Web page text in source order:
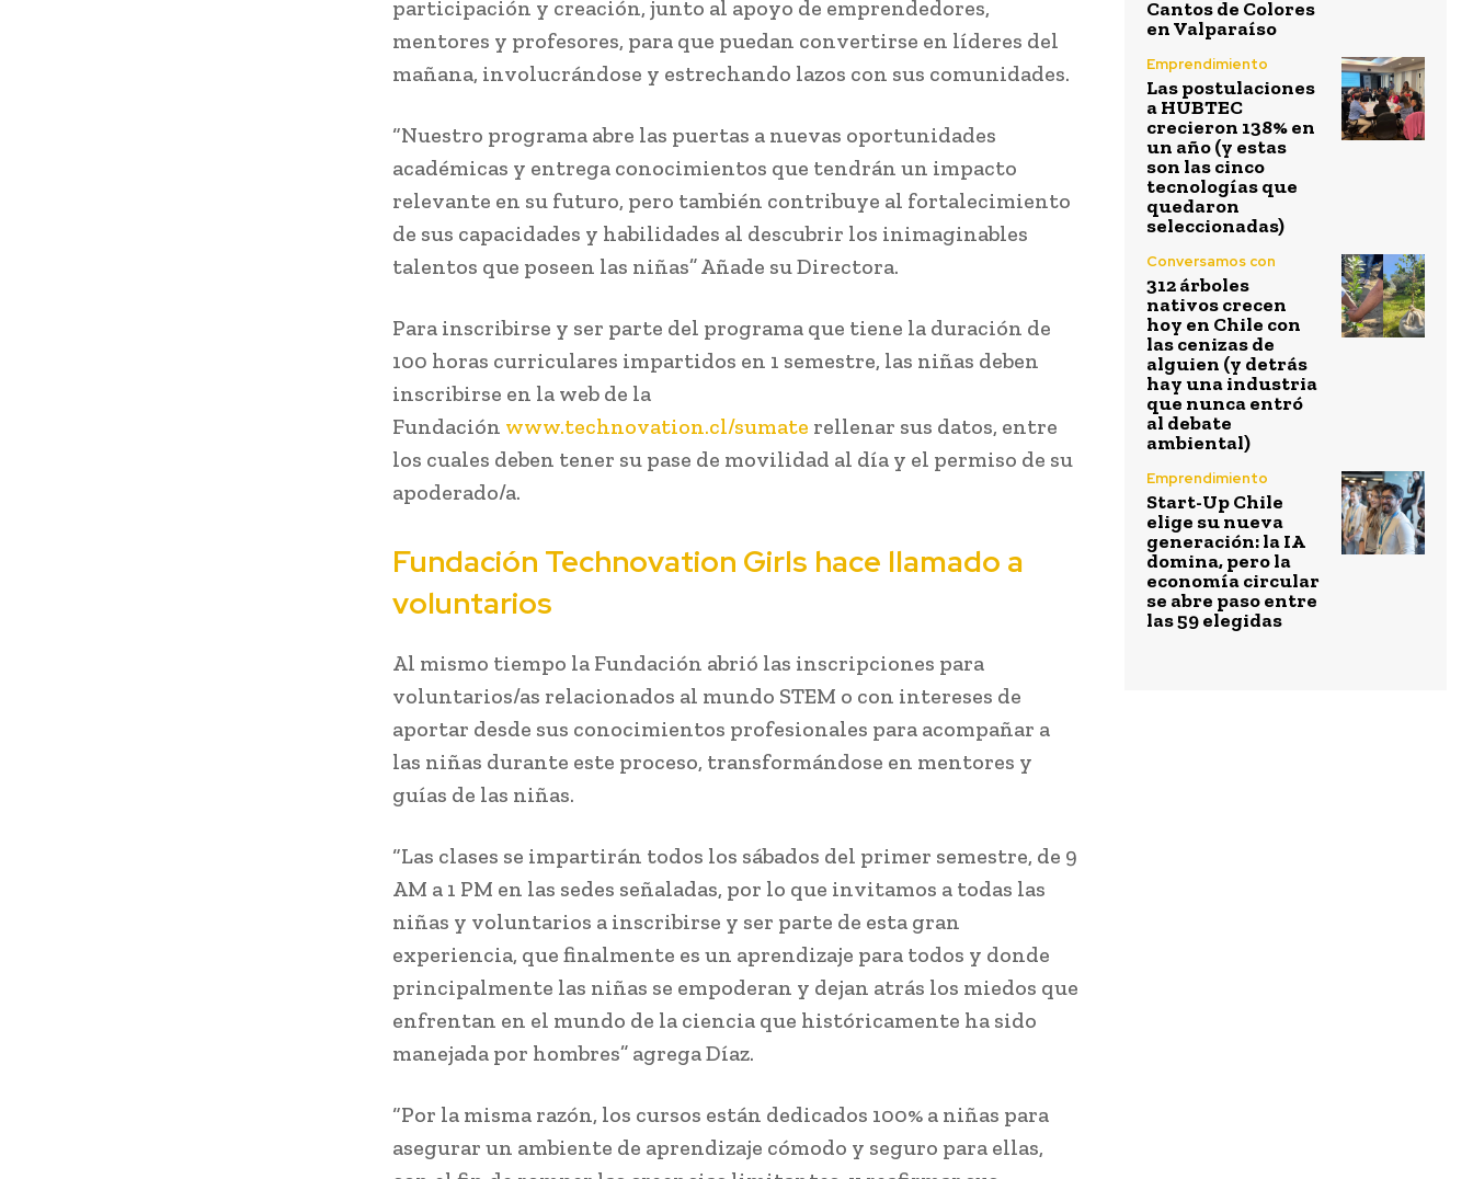
participación y creación, junto al apoyo de emprendedores,
mentores y profesores, para que puedan convertirse en líderes del
mañana, involucrándose y estrechando lazos con sus comunidades.
“Nuestro programa abre las puertas a nuevas oportunidades
académicas y entrega conocimientos que tendrán un impacto
relevante en su futuro, pero también contribuye al fortalecimiento
de sus capacidades y habilidades al descubrir los inimaginables
talentos que poseen las niñas” Añade su Directora.
Para inscribirse y ser parte del programa que tiene la duración de
100 horas curriculares impartidos en 1 semestre, las niñas deben
inscribirse en la web de la
Fundación www.technovation.cl/sumate rellenar sus datos, entre
los cuales deben tener su pase de movilidad al día y el permiso de su
apoderado/a.
Fundación Technovation Girls hace llamado a
voluntarios
Al mismo tiempo la Fundación abrió las inscripciones para
voluntarios/as relacionados al mundo STEM o con intereses de
aportar desde sus conocimientos profesionales para acompañar a
las niñas durante este proceso, transformándose en mentores y
guías de las niñas.
“Las clases se impartirán todos los sábados del primer semestre, de 9
AM a 1 PM en las sedes señaladas, por lo que invitamos a todas las
niñas y voluntarios a inscribirse y ser parte de esta gran
experiencia, que finalmente es un aprendizaje para todos y donde
principalmente las niñas se empoderan y dejan atrás los miedos que
enfrentan en el mundo de la ciencia que históricamente ha sido
manejada por hombres” agrega Díaz.
“Por la misma razón, los cursos están dedicados 100% a niñas para
asegurar un ambiente de aprendizaje cómodo y seguro para ellas,
Cantos de Colores
en Valparaíso
Emprendimiento
Las postulaciones
a HUBTEC
crecieron 138% en
un año (y estas
son las cinco
tecnologías que
quedaron
seleccionadas)
Conversamos con
312 árboles
nativos crecen
hoy en Chile con
las cenizas de
alguien (y detrás
hay una industria
que nunca entró
al debate
ambiental)
Emprendimiento
Start-Up Chile
elige su nueva
generación: la IA
domina, pero la
economía circular
se abre paso entre
las 59 elegidas